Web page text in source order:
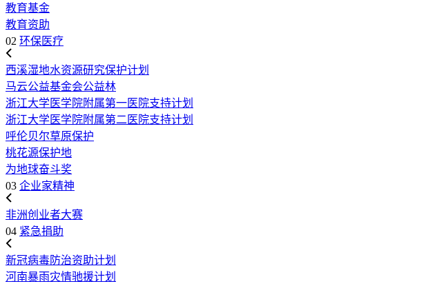
教育基金
教育资助
02 环保医疗
西溪湿地水资源研究保护计划
马云公益基金会公益林
浙江大学医学院附属第一医院支持计划
浙江大学医学院附属第二医院支持计划
呼伦贝尔草原保护
桃花源保护地
为地球奋斗奖
03 企业家精神
非洲创业者大赛
04 紧急捐助
新冠病毒防治资助计划
河南暴雨灾情驰援计划